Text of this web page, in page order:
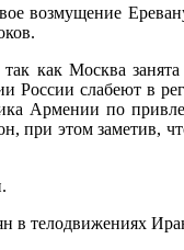
возмущение
как Москва
слабеют в
Армении по
при этом
телодвижениях